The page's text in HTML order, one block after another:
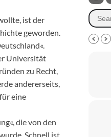
ist der
geworden.
Universität
zu Recht,
andererseits,
eine
die von den
Schnell ist